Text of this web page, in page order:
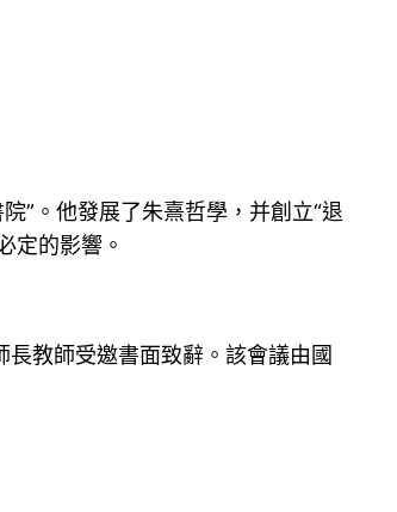
”。他發展了朱熹哲學，并創立“退
定的影響。
教師受邀書面致辭。該會議由國